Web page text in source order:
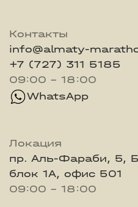
Контакты
info@almaty-
+7 (727) 311 5185
09:00 - 18:00
WhatsApp
Локация
пр. Аль-Фараби, 5,
блок 1А, офис 501
09:00 - 18:00